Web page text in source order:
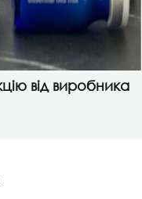
семінариза